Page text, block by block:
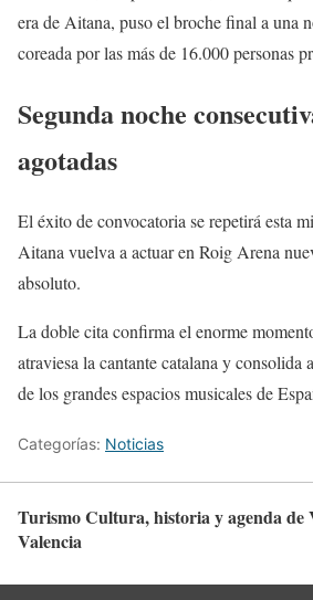
era de Aitana, puso el broche final a una
coreada por las más de 16.000 personas
Segunda noche
agotadas
El éxito de convocatoria se repetirá esta
Aitana vuelva a actuar en Roig Arena
absoluto.
La doble cita confirma el enorme
atraviesa la cantante catalana y
de los grandes espacios musicales de
Categorías: Noticias
Turismo Cultura, historia y agenda de
Valencia